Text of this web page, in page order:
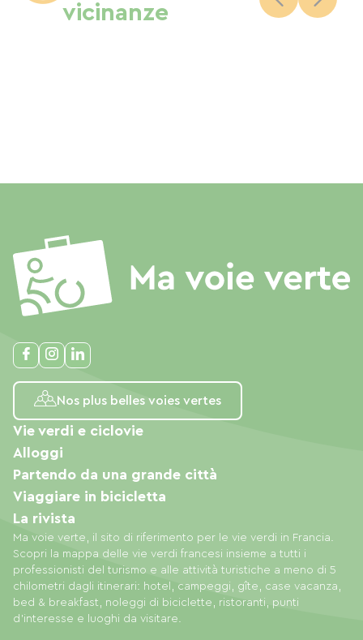
vicinanze
Nos plus belles voies vertes
Ma voie verte, il sito di riferimento per le vie verdi in Francia.
Scopri la mappa delle vie verdi francesi insieme a tutti i
professionisti del turismo e alle attività turistiche a meno di 5
chilometri dagli itinerari: hotel, campeggi, gîte, case vacanza,
bed & breakfast, noleggi di biciclette, ristoranti, punti
d'interesse e luoghi da visitare.
Vie verdi e ciclovie
Alloggi
Partendo da una grande città
Viaggiare in bicicletta
La rivista